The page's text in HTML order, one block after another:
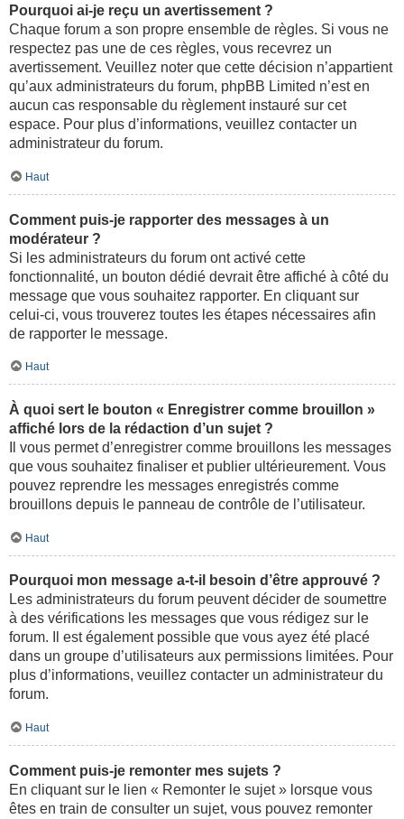
Pourquoi ai-je reçu un avertissement ?
Chaque forum a son propre ensemble de règles. Si vous ne
respectez pas une de ces règles, vous recevrez un
avertissement. Veuillez noter que cette décision n’appartient
qu’aux administrateurs du forum, phpBB Limited n’est en
aucun cas responsable du règlement instauré sur cet
espace. Pour plus d’informations, veuillez contacter un
administrateur du forum.
Haut
Comment puis-je rapporter des messages à un
modérateur ?
Si les administrateurs du forum ont activé cette
fonctionnalité, un bouton dédié devrait être affiché à côté du
message que vous souhaitez rapporter. En cliquant sur
celui-ci, vous trouverez toutes les étapes nécessaires afin
de rapporter le message.
Haut
À quoi sert le bouton « Enregistrer comme brouillon »
affiché lors de la rédaction d’un sujet ?
Il vous permet d’enregistrer comme brouillons les messages
que vous souhaitez finaliser et publier ultérieurement. Vous
pouvez reprendre les messages enregistrés comme
brouillons depuis le panneau de contrôle de l’utilisateur.
Haut
Pourquoi mon message a-t-il besoin d’être approuvé ?
Les administrateurs du forum peuvent décider de soumettre
à des vérifications les messages que vous rédigez sur le
forum. Il est également possible que vous ayez été placé
dans un groupe d’utilisateurs aux permissions limitées. Pour
plus d’informations, veuillez contacter un administrateur du
forum.
Haut
Comment puis-je remonter mes sujets ?
En cliquant sur le lien « Remonter le sujet » lorsque vous
êtes en train de consulter un sujet, vous pouvez remonter